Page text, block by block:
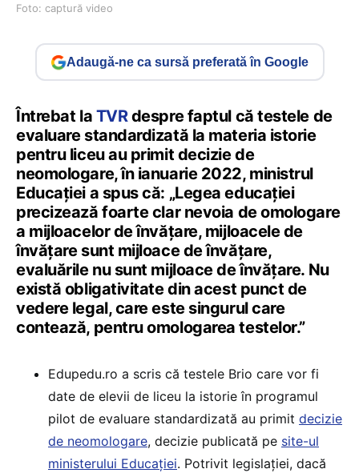
Foto: captură video
Adaugă-ne ca sursă preferată în Google
Întrebat la TVRdespre faptul că testele de
evaluare standardizată la materia istorie
pentru liceu au primit decizie de
neomologare, în ianuarie 2022, ministrul
Educației a spus că: „Legea educației
precizează foarte clar nevoia de omologare
a mijloacelor de învățare, mijloacele de
învățare sunt mijloace de învățare,
evaluările nu sunt mijloace de învățare. Nu
există obligativitate din acest punct de
vedere legal, care este singurul care
contează, pentru omologarea testelor.”
Edupedu.ro a scris că testele Brio care vor fi
date de elevii de liceu la istorie în programul
pilot de evaluare standardizată au primit decizie
de neomologare, decizie publicată pe site-ul
ministerului Educației. Potrivit legislației, dacă